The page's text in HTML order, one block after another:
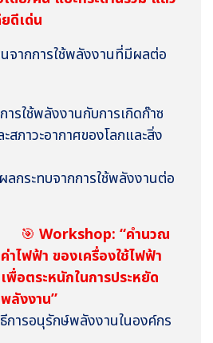
ดีเด่น
นจากการใช้พลังงานที่มีผลต่อ
ารใช้พลังงานกับการเกิดก๊าซ
สภาวะอากาศของโลกและสิ่ง
ลกระทบจากการใช้พลังงานต่อ
🎯 Workshop: “คำนวณ
ค่าไฟฟ้า ของเครื่องใช้ไฟฟ้า
เพื่อตระหนักในการประหยัด
พลังงาน”
การอนุรักษ์พลังงานในองค์กร